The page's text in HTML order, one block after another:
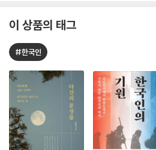
이 상품의 태그
#한국인